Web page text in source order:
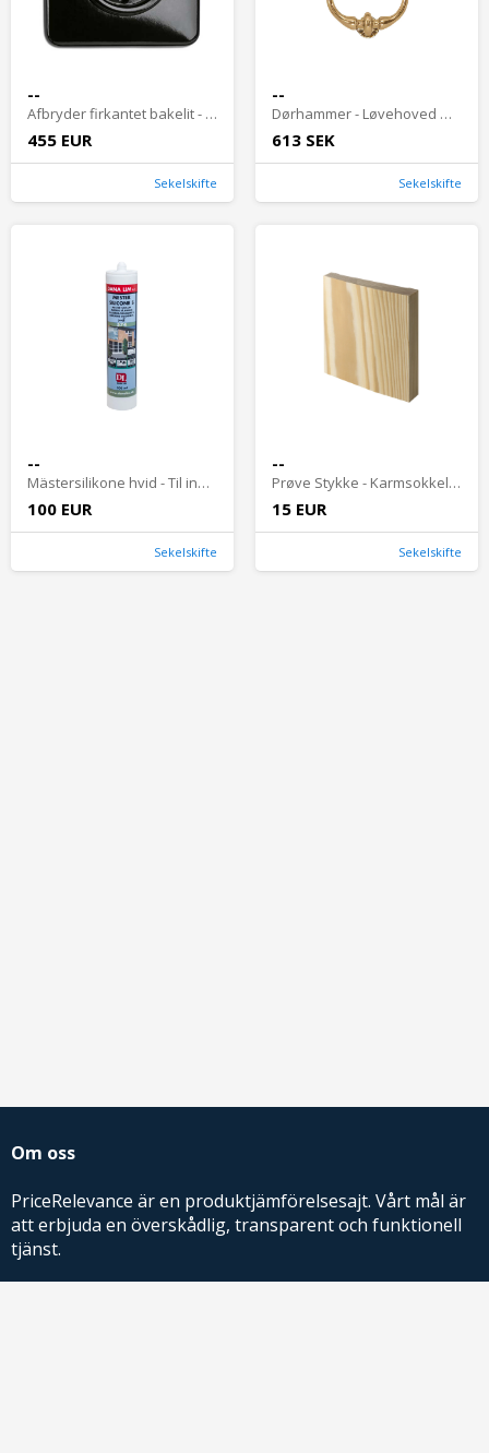
--
Afbryder firkantet bakelit - Trappeafbryder (vippe)
455 EUR
Sekelskifte
--
Dørhammer - Løvehoved messing
613 SEK
Sekelskifte
--
Mästersilikone hvid - Til indendørs og udendørs brug
100 EUR
Sekelskifte
--
Prøve Stykke - Karmsokkel - Universal 24x124 mm
15 EUR
Sekelskifte
Om oss
PriceRelevance är en produktjämförelsesajt. Vårt mål är
att erbjuda en överskådlig, transparent och funktionell
tjänst.
PriceRelevance ägs och drivs av AdRelevance Sverige AB.